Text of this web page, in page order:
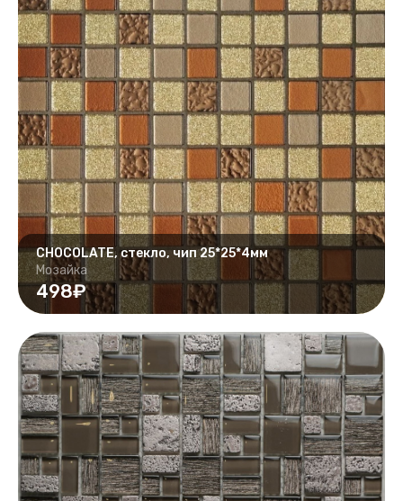
CHOCOLATE, стекло, чип 25*25*4мм
Мозайка
498₽